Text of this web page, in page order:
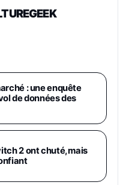
Ultra, Smartphone
AI, 512 Go,
25W Inclus,
Noir, Version FR
Go Bleu
Tiers)
: une enquête
de données des
2 ont chuté, mais